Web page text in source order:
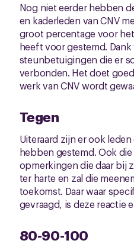
Nog niet eerder hebben
en kaderleden van CNV
groot percentage voor
heeft voor gestemd.
steunbetuigingen die er
verbonden. Het doet
werk van CNV wordt
Tegen
Uiteraard zijn er ook
hebben gestemd. Ook die
opmerkingen die daar bij
ter harte en zal die
toekomst. Daar waar
gevraagd, is deze reactie
80-90-100